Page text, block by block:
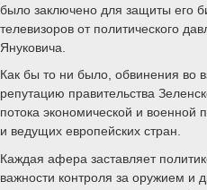
было заключено для защиты его
телевизоров от политического
Януковича.
Как бы то ни было, обвинения во
репутацию правительства
потока экономической и
и ведущих европейских стран.
Каждая афера заставляет
важности контроля за оружием и